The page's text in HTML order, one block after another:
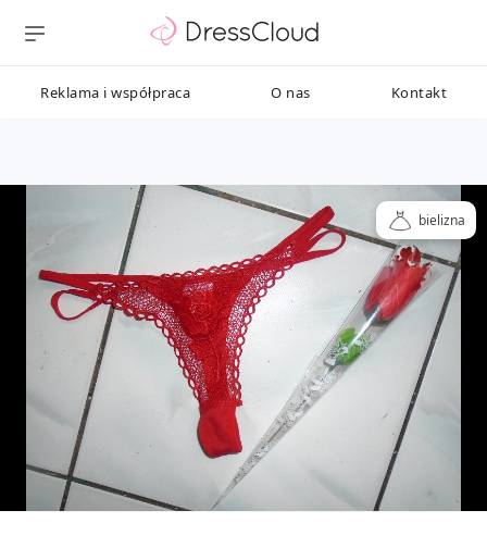
Reklama i współpraca O nas Kontakt
bielizna